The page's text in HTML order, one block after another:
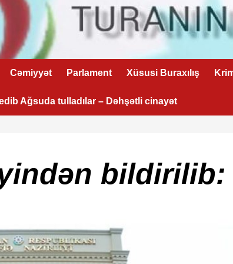
Cəmiyyət Parlament Xüsusi Buraxılış
Ağsuda tulladılar – Dəhşətli cinayət
bildirilib: